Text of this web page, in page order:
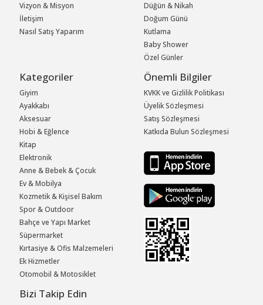
Vizyon & Misyon
İletişim
Nasıl Satış Yaparım
Düğün & Nikah
Doğum Günü
Kutlama
Baby Shower
Özel Günler
Kategoriler
Giyim
Ayakkabı
Aksesuar
Hobi & Eğlence
Kitap
Elektronik
Anne & Bebek & Çocuk
Ev & Mobilya
Kozmetik & Kişisel Bakım
Spor & Outdoor
Bahçe ve Yapı Market
Süpermarket
Kırtasiye & Ofis Malzemeleri
Ek Hizmetler
Otomobil & Motosiklet
Önemli Bilgiler
KVKK ve Gizlilik Politikası
Üyelik Sözleşmesi
Satış Sözleşmesi
Katkıda Bulun Sözleşmesi
Bizi Takip Edin